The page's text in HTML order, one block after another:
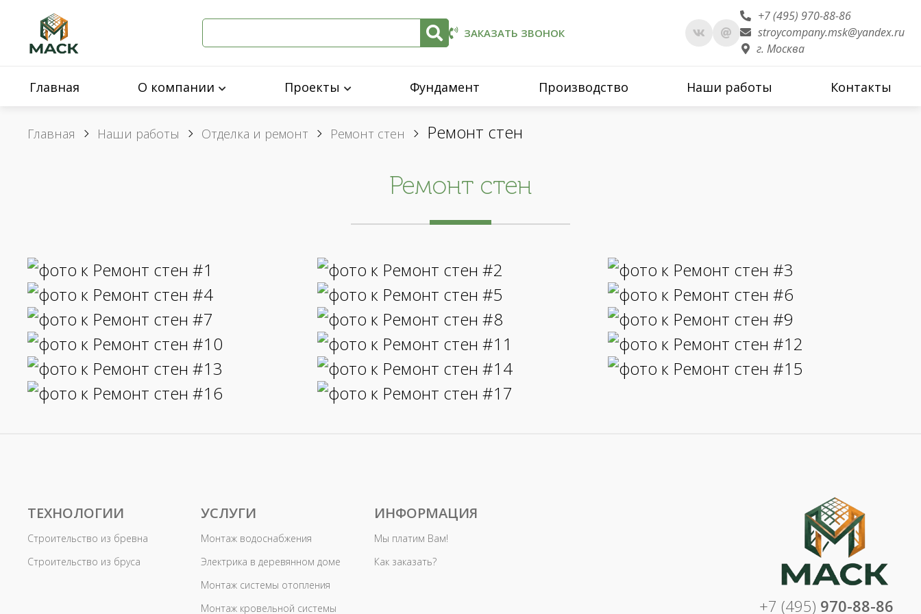
ЗАКАЗАТЬ ЗВОНОК
+7 (495) 970-88-86
stroycompany.msk@yandex.ru
г. Москва
Главная О компании Проекты Фундамент Производство Наши работы Контакты
Главная Наши работы Отделка и ремонт Ремонт стен Ремонт стен
Ремонт стен
ТЕХНОЛОГИИ
Строительство из бревна
Строительство из бруса
УСЛУГИ
Монтаж водоснабжения
Электрика в деревянном доме
Монтаж системы отопления
Монтаж кровельной системы
ИНФОРМАЦИЯ
Мы платим Вам!
Как заказать?
+7 (495) 970-88-86